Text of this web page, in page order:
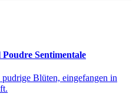
Sentimentale
Blüten, eingefangen in